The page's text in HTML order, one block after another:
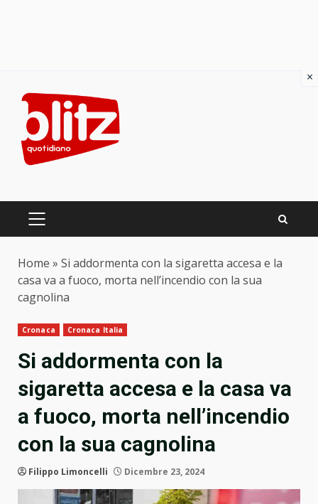
content
PRIMARY
Home » Si addormenta con la sigaretta accesa e la
casa va a fuoco, morta nell’incendio con la sua
cagnolina
Cronaca Cronaca Italia
Si addormenta con la
sigaretta accesa e la casa va
a fuoco, morta nell’incendio
con la sua cagnolina
Filippo Limoncelli Dicembre 23, 2024
×